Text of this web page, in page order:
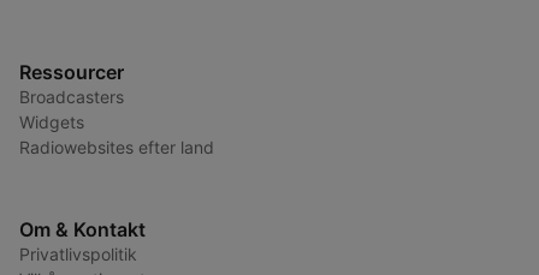
Ressourcer
Broadcasters
Widgets
Radiowebsites efter land
Om & Kontakt
Privatlivspolitik